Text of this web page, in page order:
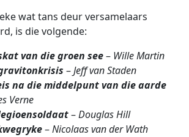
wat tans deur versamelaars
is die volgende:
van die groen see– Wille Martin
–Jeff van Staden
na die middelpunt van die aarde
Verne
–Douglas Hill
–Nicolaas van der Wath